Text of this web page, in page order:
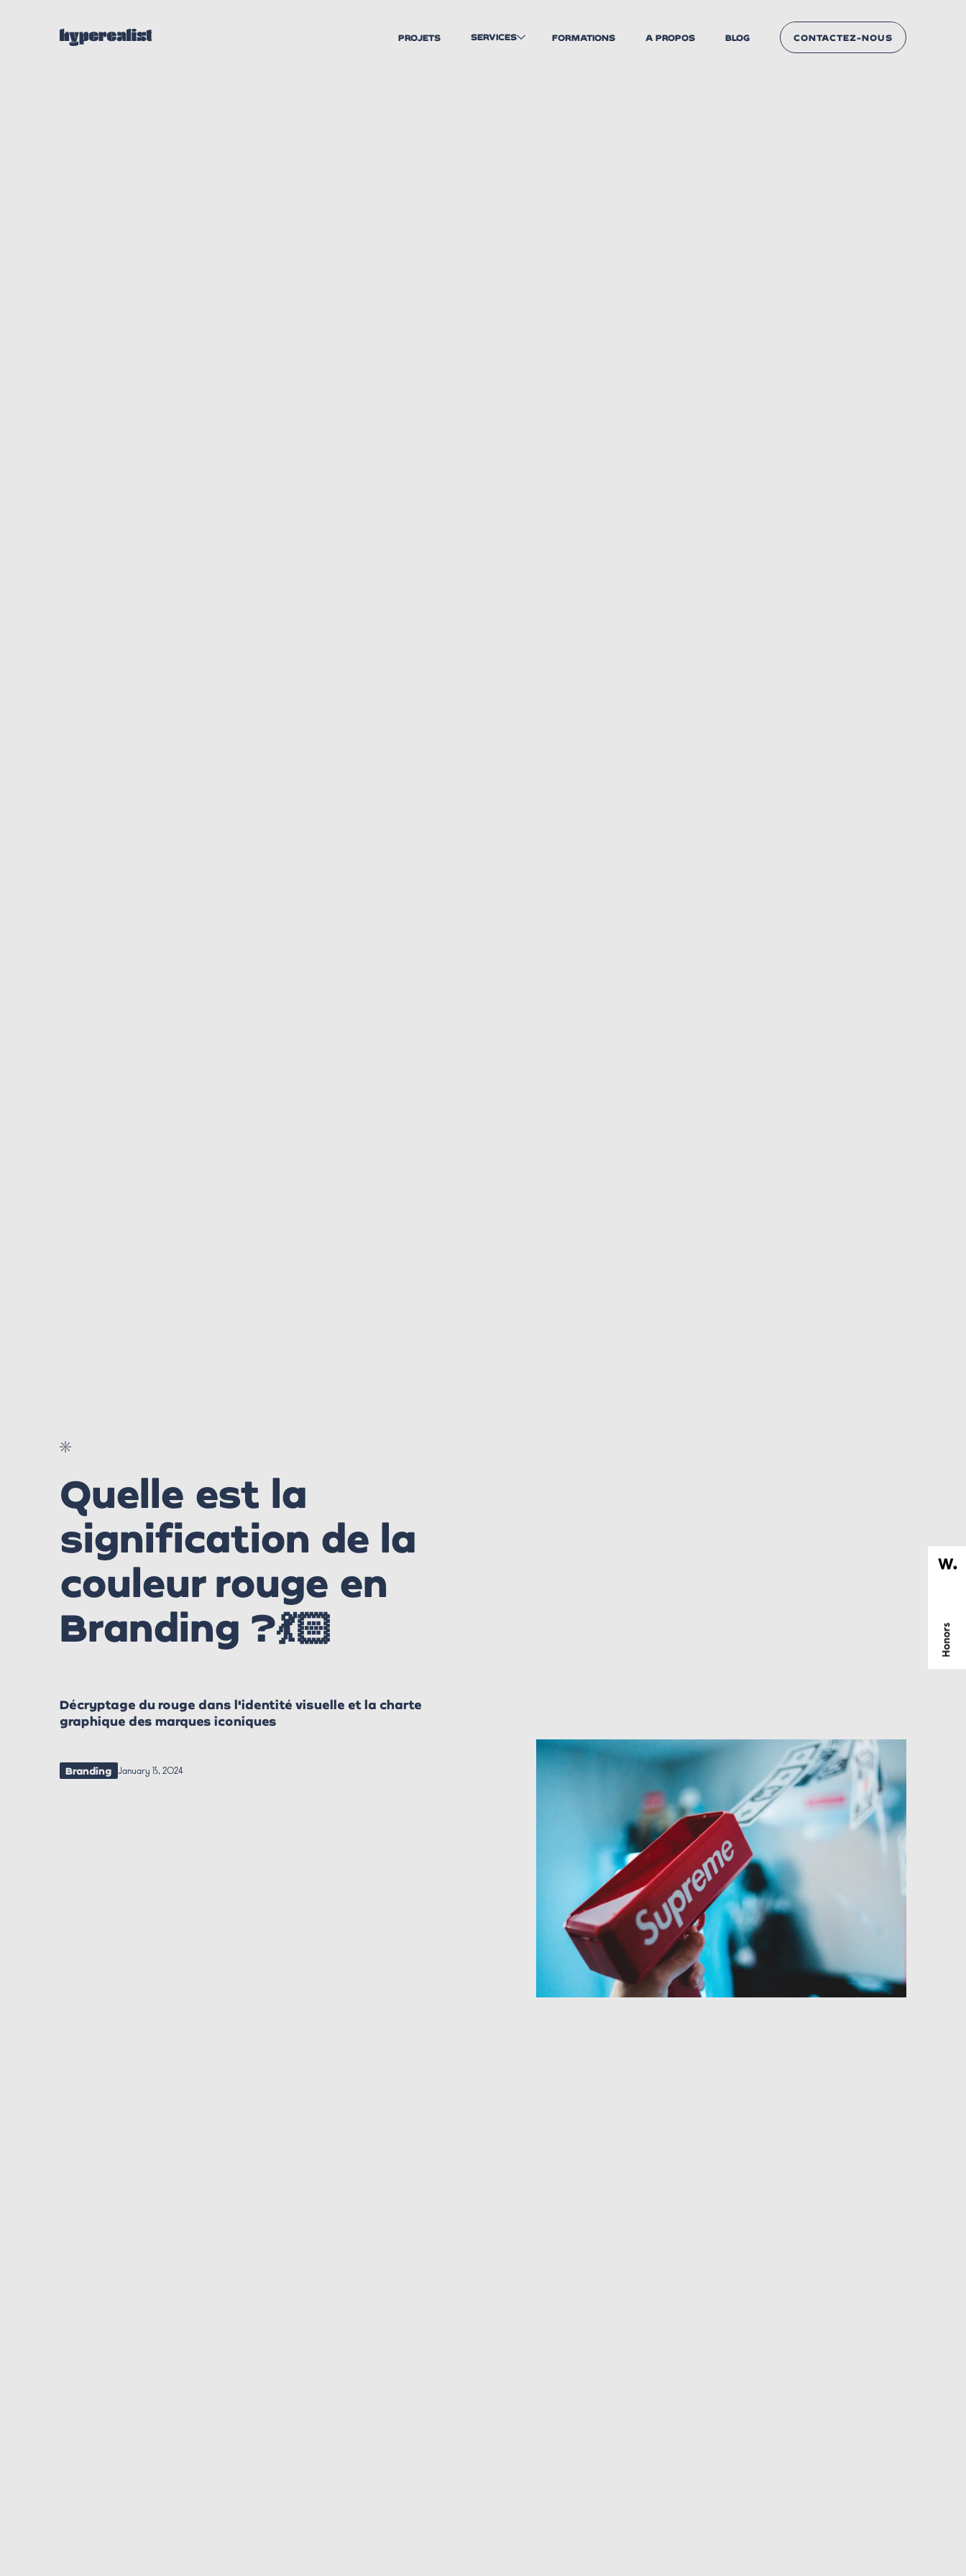
PROJETS SERVICES FORMATIONS A PROPOS BLOG
CONTACTEZ-NOUS
Quelle est la
signification de la
couleur rouge en
Branding ?💃🏻
Décryptage du rouge dans l'identité visuelle et la charte
graphique des marques iconiques
Branding January 15, 2024